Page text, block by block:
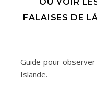
OÙ VOIR
FALAISES DE
Guide pour
Islande.